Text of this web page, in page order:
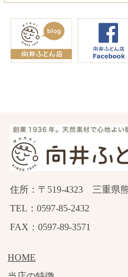
住所：〒519-4323 三重県
TEL：0597-85-2432
FAX：0597-89-3571
HOME